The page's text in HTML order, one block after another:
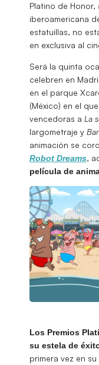
Platino de
iberoamericana
estatuillas, no
en exclusiva al
Será la quinta
celebren en
en el parque
(México) en el
vencedoras a La
largometraje y
animación se
Robot Dreams,
película de
Los Premios
su estela de
primera vez en